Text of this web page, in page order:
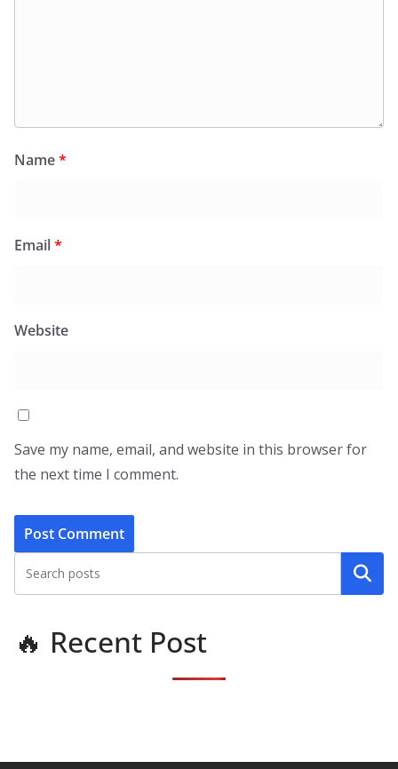
Name*
Email*
Website
Save my name, email, and website in this browser for
the next time I comment.
Search
🔥 Recent Post